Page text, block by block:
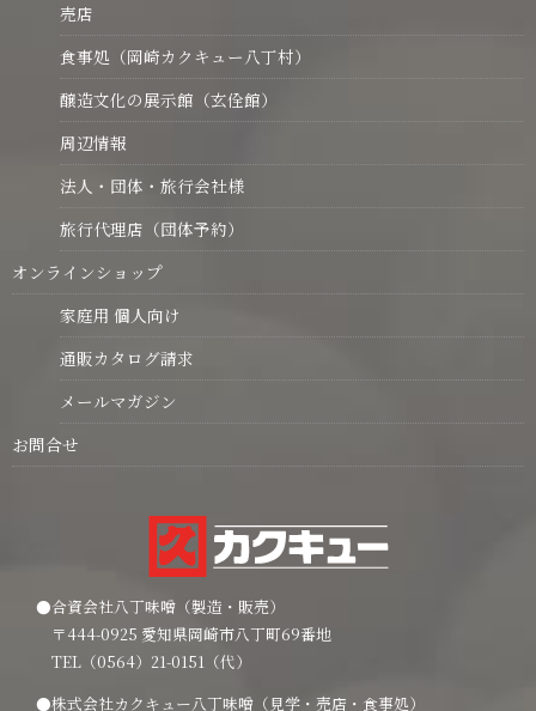
売店
食事処（岡崎カクキュー八丁村）
醸造文化の展示館（玄佺館）
周辺情報
法人・団体・旅行会社様
旅行代理店（団体予約）
オンラインショップ
家庭用 個人向け
通販カタログ請求
メールマガジン
お問合せ
●合資会社八丁味噌（製造・販売）
〒444-0925 愛知県岡崎市八丁町69番地
TEL（0564）21-0151（代）
●株式会社カクキュー八丁味噌（見学・売店・食事処）